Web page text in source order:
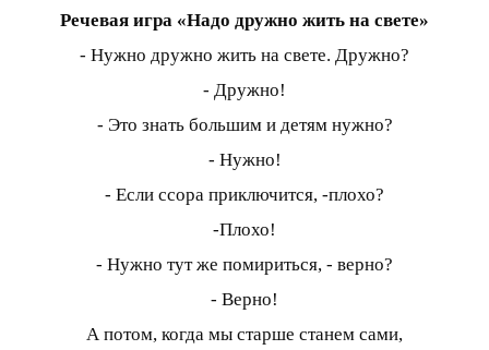
Речевая игра «Надо дружно жить на свете»
- Нужно дружно жить на свете. Дружно?
- Дружно!
- Это знать большим и детям нужно?
- Нужно!
- Если ссора приключится, -плохо?
-Плохо!
- Нужно тут же помириться, - верно?
- Верно!
А потом, когда мы старше станем сами,